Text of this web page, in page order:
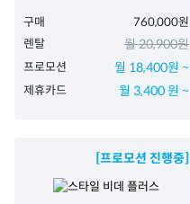
구매
760,000원
렌탈
월 20,900원
프로모션 월 18,400원 ~
제휴카드 월 3,400 원 ~
[프로모션 진행중]